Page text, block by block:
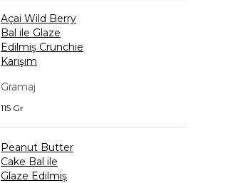
Açai Wild Berry
Bal ile Glaze
Edilmiş Crunchie
Karışım
Gramaj
115 Gr
Peanut Butter
Cake Bal ile
Glaze Edilmiş